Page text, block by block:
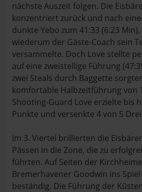
nächste Auszeit folgen. Die
konzentriert zurück und nach
dunkte Yebo zum 41:33 (6:23
wiederum der Gäste-Coach sein
versammelte. Doch Love stellte
auf eine zweistellige Führung
zwei Steals durch Baggette
komfortable Halbzeitführung von
Shooting-Guard Love erzielte bis
Punkte und versenkte 4 von 5
Im 3. Viertel brillierten die
Pässen in die Zone, die zu
führten. Auf Seiten der
Bremerhavener Goodwin ins
beständig. Die Führung der